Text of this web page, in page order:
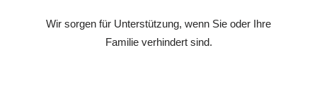
Wir sorgen für Unterstützung, wenn Sie oder Ihre
Familie verhindert sind.